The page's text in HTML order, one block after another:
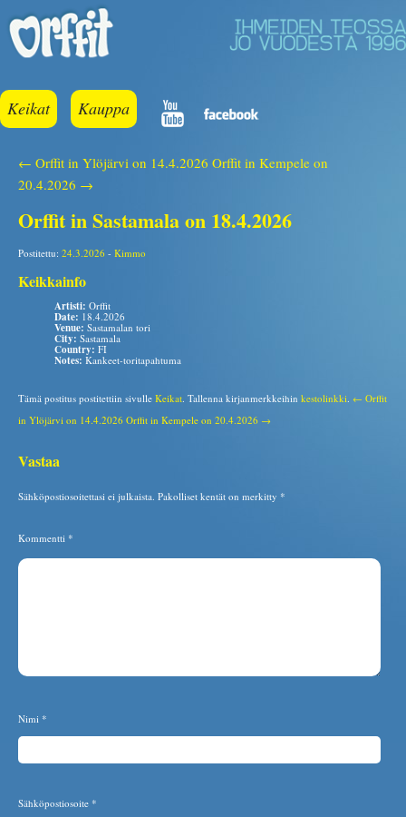
Keikat Kauppa
← Orffit in Ylöjärvi on 14.4.2026 Orffit in Kempele on
20.4.2026 →
Orffit in Sastamala on 18.4.2026
Postitettu: 24.3.2026 - Kimmo
Keikkainfo
Artisti: Orffit
Date: 18.4.2026
Venue: Sastamalan tori
City: Sastamala
Country: FI
Notes: Kankeet-toritapahtuma
Tämä postitus postitettiin sivulle Keikat . Tallenna kirjanmerkkeihin kestolinkki ← Orffit
in Ylöjärvi on 14.4.2026 Orffit in Kempele on 20.4.2026 →
Vastaa
Sähköpostiosoitettasi ei julkaista. Pakolliset kentät on merkitty *
Kommentti *
Nimi *
Sähköpostiosoite *